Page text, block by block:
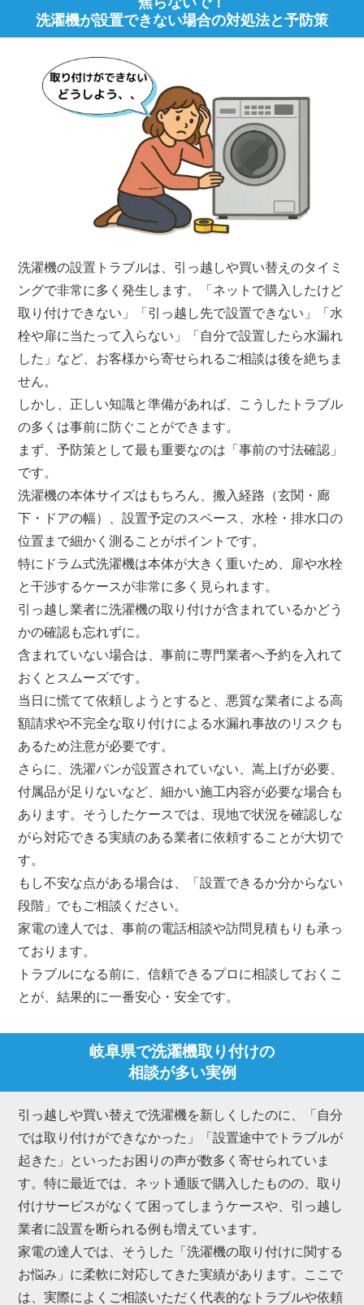
洗濯機が設置できない場合の対処法と予防策
洗濯機の設置トラブルは、引っ越しや買い替えのタイミ
ングで非常に多く発生します。「ネットで購入したけど
取り付けできない」「引っ越し先で設置できない」「水
栓や扉に当たって入らない」「自分で設置したら水漏れ
した」など、お客様から寄せられるご相談は後を絶ちま
せん。
しかし、正しい知識と準備があれば、こうしたトラブル
の多くは事前に防ぐことができます。
まず、予防策として最も重要なのは「事前の寸法確認」
です。
洗濯機の本体サイズはもちろん、搬入経路（玄関・廊
下・ドアの幅）、設置予定のスペース、水栓・排水口の
位置まで細かく測ることがポイントです。
特にドラム式洗濯機は本体が大きく重いため、扉や水栓
と干渉するケースが非常に多く見られます。
引っ越し業者に洗濯機の取り付けが含まれているかどう
かの確認も忘れずに。
含まれていない場合は、事前に専門業者へ予約を入れて
おくとスムーズです。
当日に慌てて依頼しようとすると、悪質な業者による高
額請求や不完全な取り付けによる水漏れ事故のリスクも
あるため注意が必要です。
さらに、洗濯パンが設置されていない、嵩上げが必要、
付属品が足りないなど、細かい施工内容が必要な場合も
あります。そうしたケースでは、現地で状況を確認しな
がら対応できる実績のある業者に依頼することが大切で
す。
もし不安な点がある場合は、「設置できるか分からない
段階」でもご相談ください。
家電の達人では、事前の電話相談や訪問見積もりも承っ
ております。
トラブルになる前に、信頼できるプロに相談しておくこ
とが、結果的に一番安心・安全です。
岐阜県で洗濯機取り付けの
相談が多い実例
引っ越しや買い替えで洗濯機を新しくしたのに、「自分
では取り付けができなかった」「設置途中でトラブルが
起きた」といったお困りの声が数多く寄せられていま
す。特に最近では、ネット通販で購入したものの、取り
付けサービスがなくて困ってしまうケースや、引っ越し
業者に設置を断られる例も増えています。
家電の達人では、そうした「洗濯機の取り付けに関する
お悩み」に柔軟に対応してきた実績があります。ここで
は、実際によくご相談いただく代表的なトラブルや依頼